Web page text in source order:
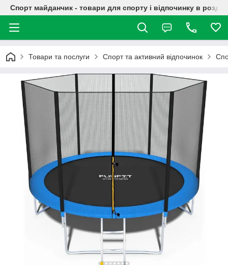
Спорт майданчик - товари для спорту і відпочинку в
Товари та послуги Спорт та активний відпочинок